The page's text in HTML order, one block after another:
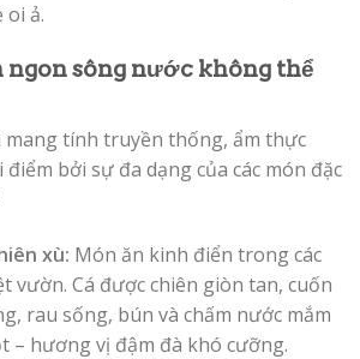
oi ả.
ngon sông nước không thể
mang tính truyền thống, ẩm thực
bởi sự đa dạng của các món đặc
xù: Món ăn kinh điển trong các
vườn. Cá được chiên giòn tan, cuốn
rau sống, bún và chấm nước mắm
– hương vị đậm đà khó cưỡng.